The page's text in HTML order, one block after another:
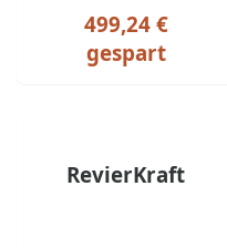
499,24 €
gespart
RevierKraft